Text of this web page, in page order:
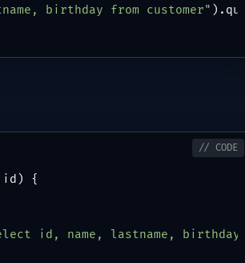
birthday from customer"
id)
{
id, name, lastname, birthday